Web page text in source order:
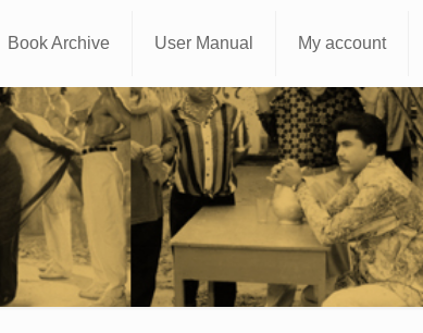
Book Archive User Manual My account